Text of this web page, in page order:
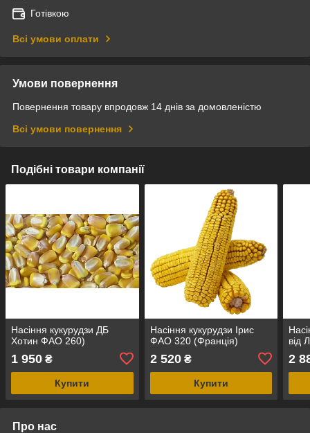
Готівкою
Всі умови оплати
Умови повернення
Повернення товару впродовж 14 днів за домовленістю
Всі умови повернення
Подібні товари компанії
Насіння кукурудзи ДБ
Хотин ФАО 260)
1 950 ₴
Купити
Насіння кукурудзи Ірис
ФАО 320 (Франція)
2 520₴
Купити
від
2
Про нас